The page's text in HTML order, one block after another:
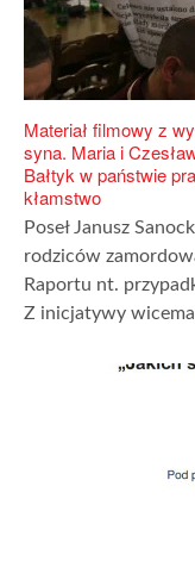
Materiał filmowy z
syna. Maria i
Bałtyk w państwie
kłamstwo
Poseł Janusz
rodziców
Raportu nt.
Z inicjatywy